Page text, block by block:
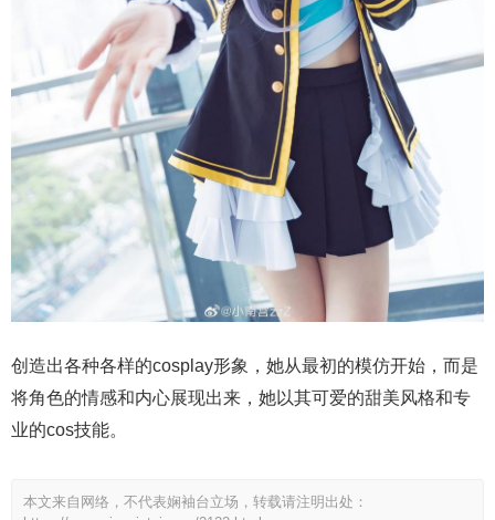
创造出各种各样的cosplay形象，她从最初的模仿开始，而是
将角色的情感和内心展现出来，她以其可爱的甜美风格和专
业的cos技能。
本文来自网络，不代表娴袖台立场，转载请注明出处：